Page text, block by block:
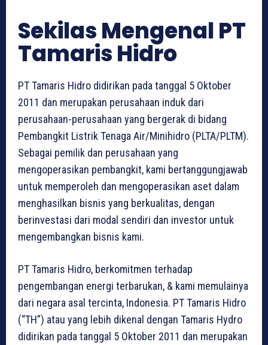
Sekilas Mengenal PT
Tamaris Hidro
PT Tamaris Hidro didirikan pada tanggal 5 Oktober
2011 dan merupakan perusahaan induk dari
perusahaan-perusahaan yang bergerak di bidang
Pembangkit Listrik Tenaga Air/Minihidro (PLTA/PLTM).
Sebagai pemilik dan perusahaan yang
mengoperasikan pembangkit, kami bertanggungjawab
untuk memperoleh dan mengoperasikan aset dalam
menghasilkan bisnis yang berkualitas, dengan
berinvestasi dari modal sendiri dan investor untuk
mengembangkan bisnis kami.
PT Tamaris Hidro, berkomitmen terhadap
pengembangan energi terbarukan, & kami memulainya
dari negara asal tercinta, Indonesia. PT Tamaris Hidro
(“TH”) atau yang lebih dikenal dengan Tamaris Hydro
didirikan pada tanggal 5 Oktober 2011 dan merupakan